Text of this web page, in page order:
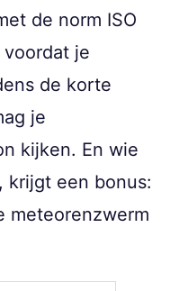
de norm ISO
je
de korte
je
kijken. En wie
krijgt een bonus:
meteorenzwerm